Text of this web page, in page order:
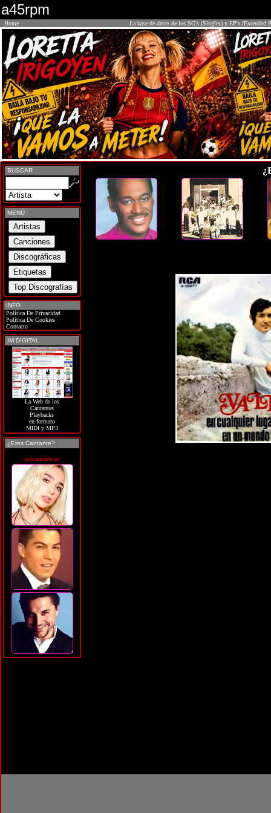
a45rpm
Home La base de datos de los SG's (Singles) y EP's (Extended
BUSCAR
MENÚ
INFO
Política De Privacidad
Política De Cookies
Contacto
IM DIGITAL
La Web de los
Cantantes
Playbacks
en formato
MIDI y MP3
¿Eres Cantante?
soycantante.es